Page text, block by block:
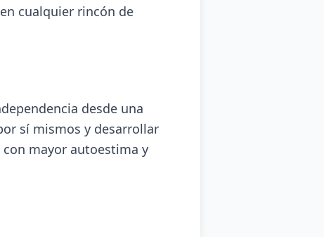
cualquier rincón de
desde una
sí mismos y desarrollar
con mayor autoestima y